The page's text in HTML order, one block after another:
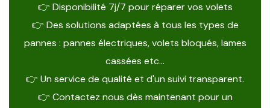
👉 Disponibilité 7j/7 pour réparer vos volets
👉 Des solutions adaptées à tous les types de
pannes : pannes électriques, volets bloqués, lames
cassées etc…
👉 Un service de qualité et d'un suivi transparent.
👉 Contactez nous dès maintenant pour un